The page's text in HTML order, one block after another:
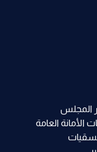
المجلس
الأمانة العامة